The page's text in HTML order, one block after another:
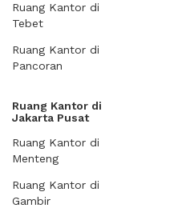
Ruang Kantor di
Tebet
Ruang Kantor di
Pancoran
Ruang Kantor di
Jakarta Pusat
Ruang Kantor di
Menteng
Ruang Kantor di
Gambir